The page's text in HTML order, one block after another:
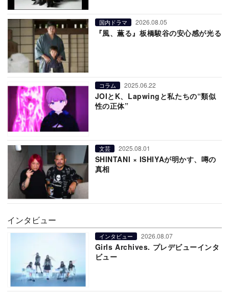
国内ドラマ 2026.08.05
『風、薫る』板橋駿谷の安心感が光る
コラム 2025.06.22
JOIとK、Lapwingと私たちの“類似
性の正体”
文芸 2025.08.01
SHINTANI × ISHIYAが明かす、噂の
真相
インタビュー
インタビュー 2026.08.07
Girls Archives. プレデビューインタ
ビュー